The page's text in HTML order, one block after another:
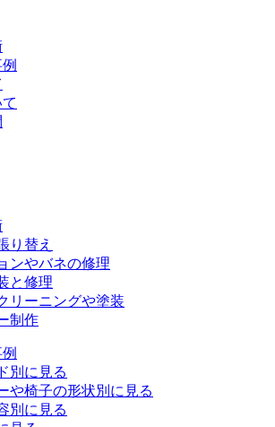
り替え
ンやバネの修理
と修理
リーニングや塗装
制作
別に見る
や椅子の形状別に見る
別に見る